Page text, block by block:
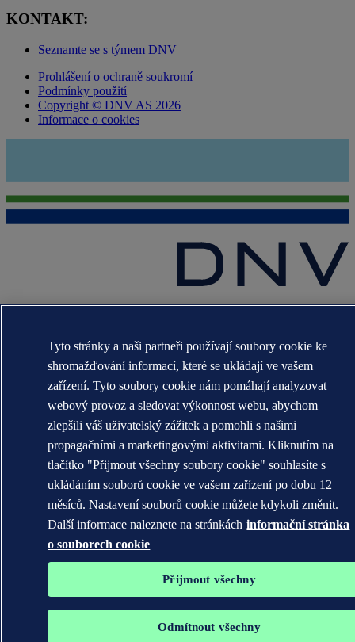
KONTAKT:
Seznamte se s týmem DNV
Prohlášení o ochraně soukromí
Podmínky použití
Copyright © DNV AS 2026
Informace o cookies
Ochranné známky DNV GL®, DNV®, The Horizon Graphic a Det
WHEN TRUST MATTERS
Tyto stránky a naši partneři používají soubory cookie ke
shromažďování informací, které se ukládají ve vašem
zařízení. Tyto soubory cookie nám pomáhají analyzovat
webový provoz a sledovat výkonnost webu, abychom
zlepšili váš uživatelský zážitek a pomohli s našimi
propagačními a marketingovými aktivitami. Kliknutím na
tlačítko "Přijmout všechny soubory cookie" souhlasíte s
ukládáním souborů cookie ve vašem zařízení po dobu 12
měsíců. Nastavení souborů cookie můžete kdykoli změnit.
Další informace naleznete na stránkách informační stránka
o souborech cookie
Přijmout všechny
Odmítnout všechny